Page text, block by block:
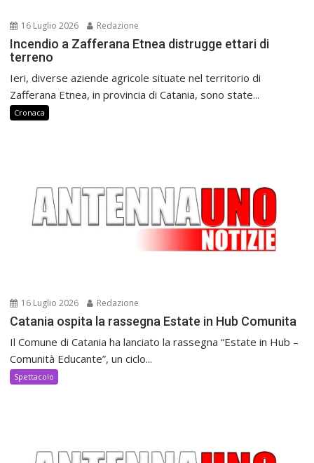
16 Luglio 2026 Redazione
Incendio a Zafferana Etnea distrugge ettari di
terreno
Ieri, diverse aziende agricole situate nel territorio di
Zafferana Etnea, in provincia di Catania, sono state...
Cronaca
16 Luglio 2026 Redazione
Catania ospita la rassegna Estate in Hub Comunita
Il Comune di Catania ha lanciato la rassegna “Estate in Hub –
Comunità Educante”, un ciclo...
Spettacolo